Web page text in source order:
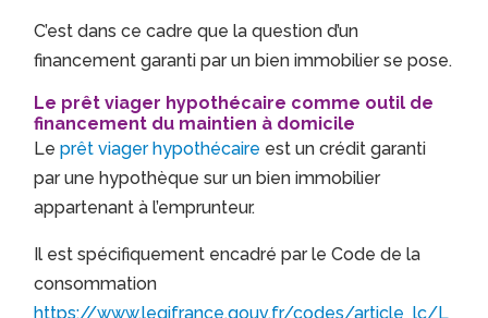
C’est dans ce cadre que la question d’un
financement garanti par un bien immobilier se pose.
Le prêt viager hypothécaire comme outil de
financement du maintien à domicile
Leprêt viager hypothécaire est un crédit garanti
par une hypothèque sur un bien immobilier
appartenant à l’emprunteur.
Il est spécifiquement encadré par le Code de la
consommation
https://www.legifrance.gouv.fr/codes/article_lc/L